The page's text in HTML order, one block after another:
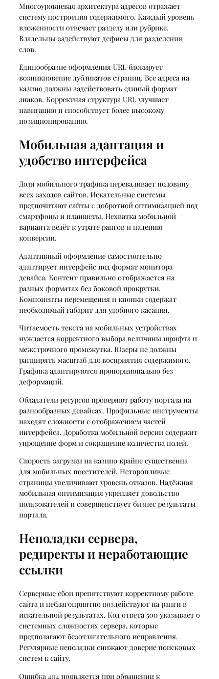
Многоуровневая архитектура адресов отражает
систему построения содержимого. Каждый уровень
вложенности отвечает разделу или рубрике.
Владельцы задействуют дефисы для разделения
слов.
Единообразие оформления URL блокирует
возникновение дубликатов страниц. Все адреса на
казино должны задействовать единый формат
знаков. Корректная структура URL улучшает
навигацию и способствует более высокому
позиционированию.
Мобильная адаптация и
удобство интерфейса
Доля мобильного трафика переваливает половину
всех заходов сайтов. Искательные системы
предпочитают сайты с добротной оптимизацией под
смартфоны и планшеты. Нехватка мобильной
варианта ведёт к утрате рангов и падению
конверсии.
Адаптивный оформление самостоятельно
адаптирует интерфейс под формат монитора
девайса. Контент правильно отображается на
разных форматах без боковой прокрутки.
Компоненты перемещения и кнопки содержат
необходимый габарит для удобного касания.
Читаемость текста на мобильных устройствах
нуждается корректного выбора величины шрифта и
межстрочного промежутка. Юзеры не должны
расширять масштаб для восприятия содержимого.
Графика адаптируются пропорционально без
деформаций.
Обладатели ресурсов проверяют работу портала на
разнообразных девайсах. Профильные инструменты
находят сложности с отображением частей
интерфейса. Доработка мобильной версии содержит
упрощение форм и сокращение количества полей.
Скорость загрузки на казино крайне существенна
для мобильных посетителей. Неторопливые
страницы увеличивают уровень отказов. Надёжная
мобильная оптимизация укрепляет довольство
пользователей и совершенствует бизнес результаты
портала.
Неполадки сервера,
редиректы и неработающие
ссылки
Серверные сбои препятствуют корректному работе
сайта и неблагоприятно воздействуют на ранги в
искательной результатах. Код ответа 500 указывает о
системных сложностях сервера, которые
предполагают безотлагательного исправления.
Регулярные неполадки снижают доверие поисковых
систем к сайту.
Ошибка 404 появляется при обращении к